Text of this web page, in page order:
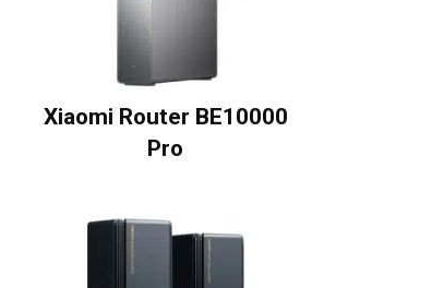
Xiaomi Router BE10000
Pro